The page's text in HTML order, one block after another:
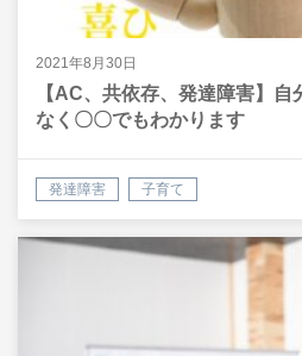
2021年8月30日
【AC、共依存、発達障害】
なく〇〇でもわかります
発達障害 子育て